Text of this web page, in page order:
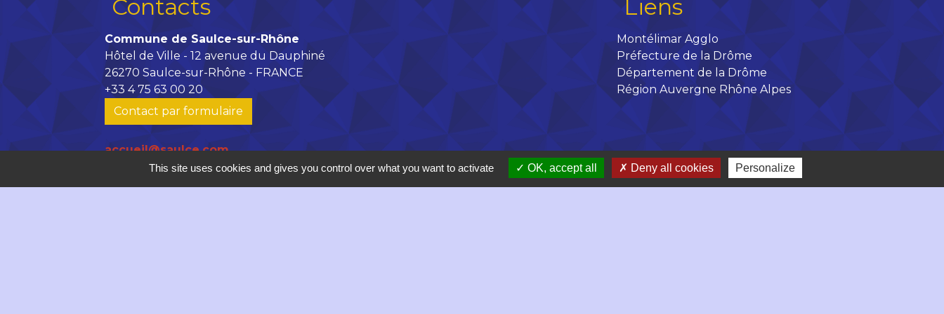
Contacts
Commune de Saulce-sur-Rhône
Hôtel de Ville - 12 avenue du Dauphiné
26270 Saulce-sur-Rhône - FRANCE
+33 4 75 63 00 20
Contact par formulaire
accueil@saulce.com
Liens
Montélimar Agglo
Préfecture de la Drôme
Département de la Drôme
Région Auvergne Rhône Alpes
This site uses cookies and gives you control over what you want to activate OK, accept all Deny all cookies Personalize